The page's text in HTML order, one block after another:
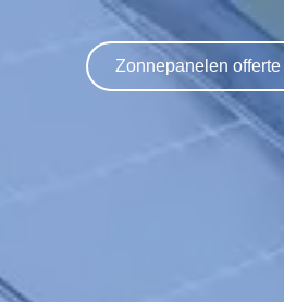
Zonnepanelen offerte